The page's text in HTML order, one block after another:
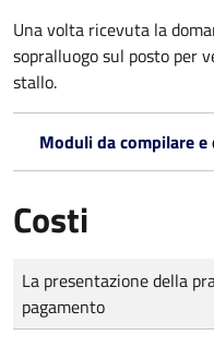
Una volta ricevuta la
sopralluogo sul posto per
stallo.
Moduli da compilare
Costi
Tipo di pagamento
Importo
La presentazione della
pagamento